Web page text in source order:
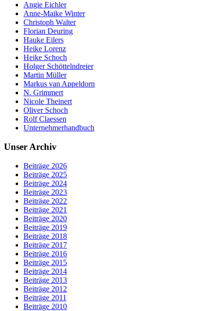
Angie Eichler
Anne-Maike Winter
Christoph Walter
Florian Deuring
Hauke Eilers
Heike Lorenz
Heike Schoch
Holger Schöttelndreier
Martin Müller
Markus van Appeldorn
N. Grimmert
Nicole Theinert
Oliver Schoch
Rolf Claessen
Unternehmerhandbuch
Unser Archiv
Beiträge 2026
Beiträge 2025
Beiträge 2024
Beiträge 2023
Beiträge 2022
Beiträge 2021
Beiträge 2020
Beiträge 2019
Beiträge 2018
Beiträge 2017
Beiträge 2016
Beiträge 2015
Beiträge 2014
Beiträge 2013
Beiträge 2012
Beiträge 2011
Beiträge 2010